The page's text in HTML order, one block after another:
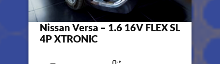
Nissan Versa – 1.6 16V FLEX SL
4P XTRONIC